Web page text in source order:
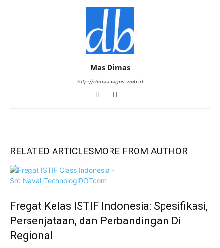
Mas Dimas
http://dimasbagus.web.id
RELATED ARTICLESMORE FROM AUTHOR
Fregat Kelas ISTIF Indonesia: Spesifikasi,
Persenjataan, dan Perbandingan Di
Regional